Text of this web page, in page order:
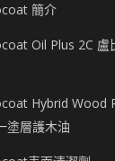
簡介
Oil Plus 2C 盧
Hybrid Wood
塗層護木油